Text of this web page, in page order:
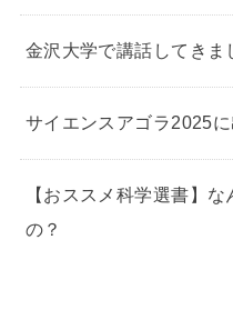
金沢大学で講話してきま
サイエンスアゴラ2025に
【おススメ科学選書】
の？